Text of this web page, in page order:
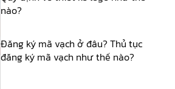
nào?
Đăng ký mã vạch ở đâu? Thủ tục
đăng ký mã vạch như thế nào?